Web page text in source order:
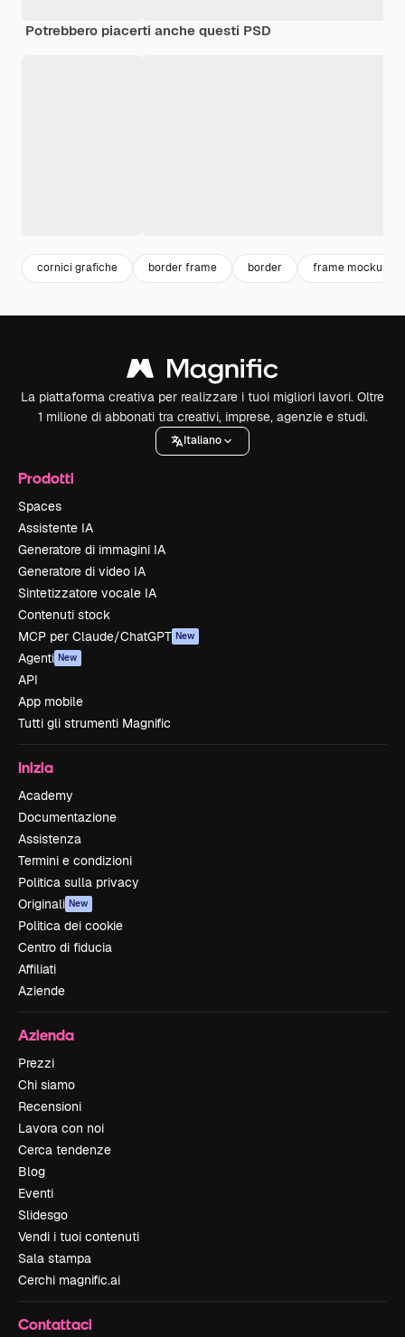
Potrebbero piacerti anche questi PSD
cornici grafiche border frame border frame mockup
La piattaforma creativa per realizzare i tuoi migliori lavori. Oltre
1 milione di abbonati tra creativi, imprese, agenzie e studi.
Italiano
Prodotti
Spaces
Assistente IA
Generatore di immagini IA
Generatore di video IA
Sintetizzatore vocale IA
Contenuti stock
MCP per Claude/ChatGPT New
Agenti New
API
App mobile
Tutti gli strumenti Magnific
Inizia
Academy
Documentazione
Assistenza
Termini e condizioni
Politica sulla privacy
Originali New
Politica dei cookie
Centro di fiducia
Affiliati
Aziende
Azienda
Prezzi
Chi siamo
Recensioni
Lavora con noi
Cerca tendenze
Blog
Eventi
Slidesgo
Vendi i tuoi contenuti
Sala stampa
Cerchi magnific.ai
Contattaci